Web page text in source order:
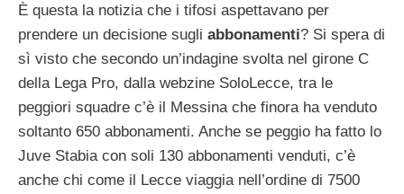
È questa la notizia che i tifosi aspettavano per
prendere un decisione sugli abbonamenti? Si spera di
sì visto che secondo un’indagine svolta nel girone C
della Lega Pro, dalla webzine SoloLecce, tra le
peggiori squadre c’è il Messina che finora ha venduto
soltanto 650 abbonamenti. Anche se peggio ha fatto lo
Juve Stabia con soli 130 abbonamenti venduti, c’è
anche chi come il Lecce viaggia nell’ordine di 7500